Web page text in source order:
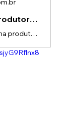
Lou Studios | Produtora de vídeos
A Lou Studios é uma produtora de vídeos, especializada em motion design, animação 2D e 3D. Temos o vídeo certo para suas redes sociais!